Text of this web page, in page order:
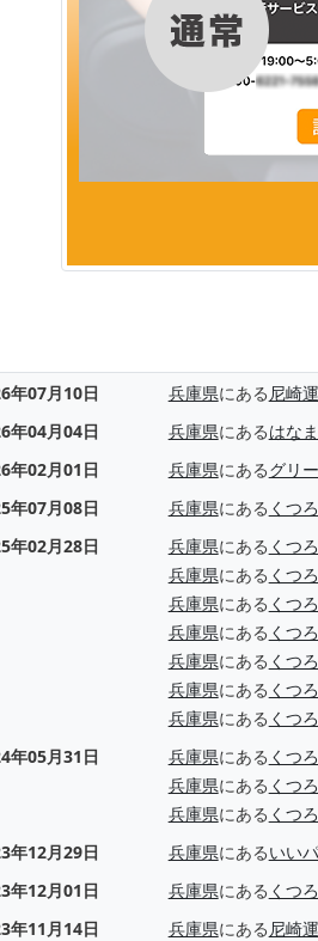
年07月10日 兵庫県にある尼崎
年04月04日
兵庫県にあるはな
年02月01日
兵庫県にあるグリ
年07月08日
兵庫県にある くつ
年02月28日
兵庫県にある くつ
兵庫県にある くつ
兵庫県にある くつ
兵庫県にある くつ
兵庫県にある くつ
兵庫県にある くつ
兵庫県にある くつ
年05月31日
兵庫県にある くつ
兵庫県にある くつ
兵庫県にある くつ
年12月29日
兵庫県にあるいい
年12月01日
兵庫県にある くつ
年11月14日
兵庫県にある尼崎